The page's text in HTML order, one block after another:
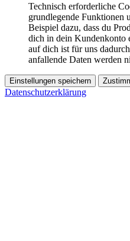
Technisch erforderliche
grundlegende Funktionen
Beispiel dazu, dass du
dich in dein Kundenkonto
auf dich ist für uns
anfallende Daten werden
Einstellungen speichern
Datenschutzerklärung